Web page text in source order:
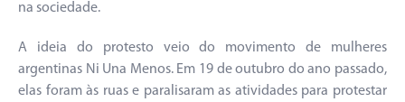
na sociedade.
A ideia do protesto veio do movimento de mulheres
argentinas Ni Una Menos. Em 19 de outubro do ano passado,
elas foram às ruas e paralisaram as atividades para protestar